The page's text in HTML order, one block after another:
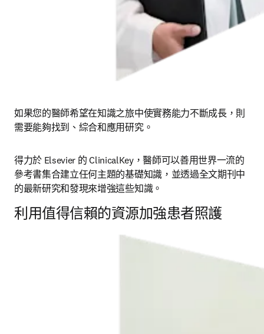
如果您的醫師希望在知識之旅中使實務能力不斷成長，則
需要能夠找到、綜合和應用研究。
得力於 Elsevier 的 ClinicalKey，醫師可以善用世界一流的
參考書集合建立任何主題的基礎知識，並透過全文期刊中
的最新研究和發現來增強這些知識。
利用值得信賴的資源加強患者照護